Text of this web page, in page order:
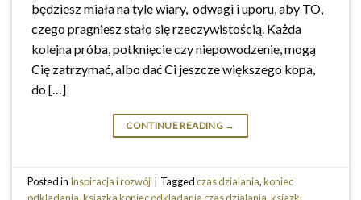
będziesz miała na tyle wiary, odwagi i uporu, aby TO,
czego pragniesz stało się rzeczywistością. Każda
kolejna próba, potknięcie czy niepowodzenie, mogą
Cię zatrzymać, albo dać Ci jeszcze większego kopa,
do […]
CONTINUE READING →
Posted in Inspiracja i rozwój Taggedczas dzialania,koniec